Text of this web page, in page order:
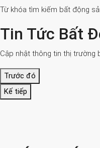
Từ khóa tìm kiếm bất động
Tin Tức Bất
Cập nhật thông tin thị trường
Trước đó
Kế tiếp